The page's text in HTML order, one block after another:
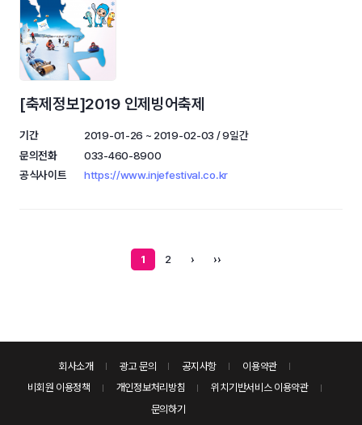
[축제정보]2019 인제빙어축제
기간
2019-01-26 ~ 2019-02-03 / 9일간
문의전화
033-460-8900
공식사이트
https://www.injefestival.co.kr
1 2 › ››
회사소개 광고 문의 공지사항
이용약관
비회원 이용정책
개인정보처리방침
위치기반서비스 이용약관
문의하기